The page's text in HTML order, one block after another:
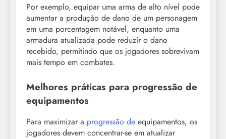
Por exemplo, equipar uma arma de alto nível pode
aumentar a produção de dano de um personagem
em uma porcentagem notável, enquanto uma
armadura atualizada pode reduzir o dano
recebido, permitindo que os jogadores sobrevivam
mais tempo em combates.
Melhores práticas para progressão de
equipamentos
Para maximizar a progressão de equipamentos, os
jogadores devem concentrar-se em atualizar